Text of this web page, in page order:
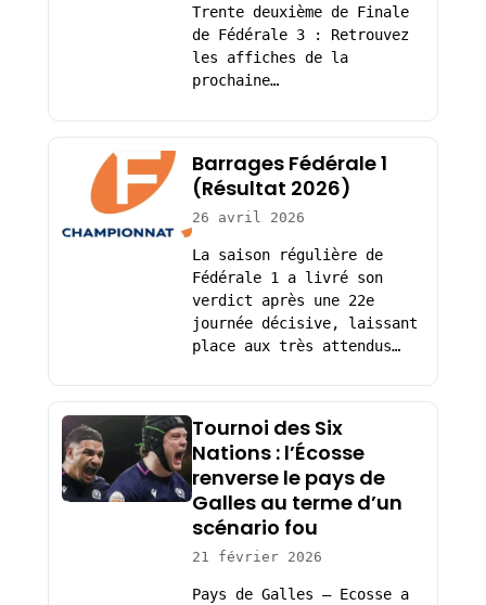
Trente deuxième de Finale
de Fédérale 3 : Retrouvez
les affiches de la
prochaine…
Barrages Fédérale 1
(Résultat 2026)
26 avril 2026
La saison régulière de
Fédérale 1 a livré son
verdict après une 22e
journée décisive, laissant
place aux très attendus…
Tournoi des Six
Nations : l’Écosse
renverse le pays de
Galles au terme d’un
scénario fou
21 février 2026
Pays de Galles – Ecosse a